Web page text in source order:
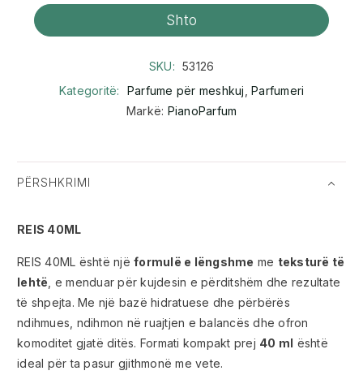
Shto
SKU: 53126
Kategoritë:
Parfume për meshkuj Parfumeri
Markë: PianoParfum
PËRSHKRIMI
REIS 40ML
REIS 40ML është një formulë e lëngshme me teksturë të
lehtë , e menduar për kujdesin e përditshëm dhe rezultate
të shpejta. Me një bazë hidratuese dhe përbërës
ndihmues, ndihmon në ruajtjen e balancës dhe ofron
komoditet gjatë ditës. Formati kompakt prej 40 ml është
ideal për ta pasur gjithmonë me vete.